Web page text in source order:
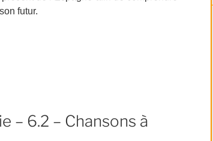
futur.
– 6.2 – Chansons à